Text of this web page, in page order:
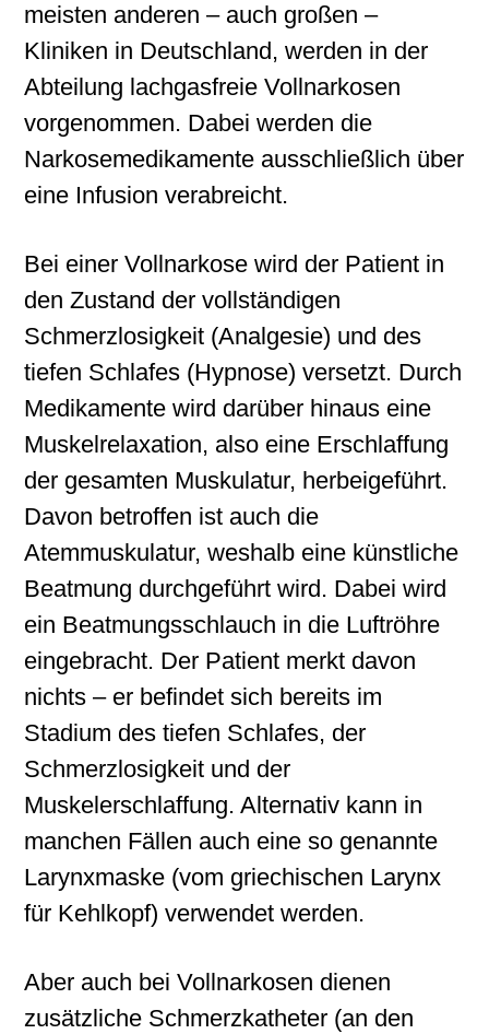
meisten anderen – auch großen –
Kliniken in Deutschland, werden in der
Abteilung lachgasfreie Vollnarkosen
vorgenommen. Dabei werden die
Narkosemedikamente ausschließlich über
eine Infusion verabreicht.
Bei einer Vollnarkose wird der Patient in
den Zustand der vollständigen
Schmerzlosigkeit (Analgesie) und des
tiefen Schlafes (Hypnose) versetzt. Durch
Medikamente wird darüber hinaus eine
Muskelrelaxation, also eine Erschlaffung
der gesamten Muskulatur, herbeigeführt.
Davon betroffen ist auch die
Atemmuskulatur, weshalb eine künstliche
Beatmung durchgeführt wird. Dabei wird
ein Beatmungsschlauch in die Luftröhre
eingebracht. Der Patient merkt davon
nichts – er befindet sich bereits im
Stadium des tiefen Schlafes, der
Schmerzlosigkeit und der
Muskelerschlaffung. Alternativ kann in
manchen Fällen auch eine so genannte
Larynxmaske (vom griechischen Larynx
für Kehlkopf) verwendet werden.
Aber auch bei Vollnarkosen dienen
zusätzliche Schmerzkatheter (an den